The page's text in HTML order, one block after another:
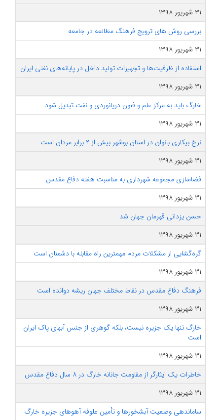
۳۱ شهریور ۱۳۹۸
بررسی روش های ترویج فرهنگ مطالعه در جامعه
۳۱ شهریور ۱۳۹۸
استفاده از ظرفیت‌ها و تجهیزات تولید داخل در پایانه‌های نفتی ایران
۳۱ شهریور ۱۳۹۸
خارگ باید به مرکز علم و فنون دریانوردی و نفت تبدیل شود
۳۱ شهریور ۱۳۹۸
نرخ بیکاری بانوان در استان بوشهر بیش از ۲ برابر مردان است
۳۱ شهریور ۱۳۹۸
فضاسازی مجموعه شهرداری به مناسبت هفته دفاع مقدس
۳۱ شهریور ۱۳۹۸
حسن یزدانی قهرمان جهان شد
۳۱ شهریور ۱۳۹۸
گره‌گشایی از مشکلات مردم مهمترین راه مقابله با دشمنان است
۳۱ شهریور ۱۳۹۸
فرهنگ دفاع مقدس در نقاط مختلف جهان ریشه دوانده است
۳۱ شهریور ۱۳۹۸
خارگ تنها یک جزیره نیست، بلکه گوهری از جنس آبهای پاک ایران
است
۳۱ شهریور ۱۳۹۸
خاطرات یک ایثارگر از مقاومت جانانه خارگ در ۸ سال دفاع مقدس
۳۱ شهریور ۱۳۹۸
ساماندهی وضعیت آبشخورها و تأمین علوفه آهوهای جزیره خارگ